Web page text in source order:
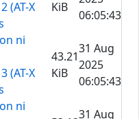
(AT-X
KiB
06:05:43
ni
(AT-X
43.21
KiB
31 Aug
2025
06:05:43
ni
31 Aug